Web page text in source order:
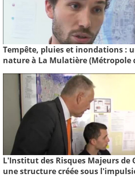
Tempête, pluies et inondations :
nature à La Mulatière (Métropole
L'Institut des Risques Majeurs de
une structure créée sous